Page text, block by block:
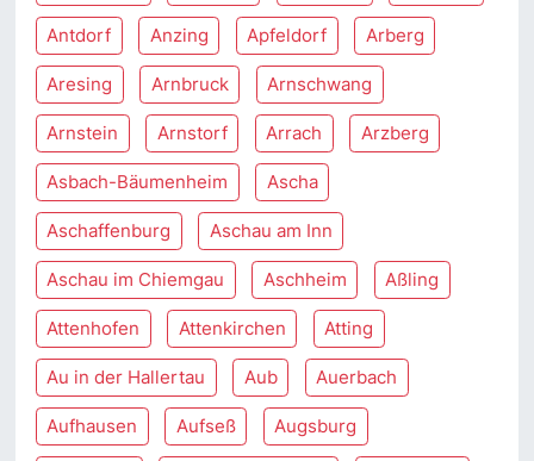
Antdorf Anzing Apfeldorf Arberg
Aresing Arnbruck Arnschwang
Arnstein Arnstorf Arrach Arzberg
Asbach-Bäumenheim Ascha
Aschaffenburg Aschau am Inn
Aschau im Chiemgau Aschheim Aßling
Attenhofen Attenkirchen Atting
Au in der Hallertau Aub Auerbach
Aufhausen Aufseß Augsburg